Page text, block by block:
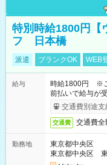
特別時給1800円【
フ 日本橋
派遣 ブランクOK WEB
給与
時給1800円 ※ご
前払いで給与が
交通費別途支
交通費 交通費全
勤務地
東京都中央区
東京都中央区 東